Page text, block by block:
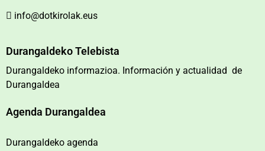
info@dotkirolak.eus
Durangaldeko Telebista
Durangaldeko informazioa. Información y actualidad de
Durangaldea
Agenda Durangaldea
Durangaldeko agenda